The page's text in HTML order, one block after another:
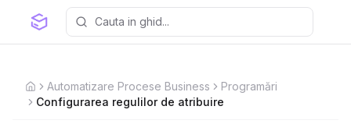
HomeAutomatizare Procese Business
Programări
Configurarea regulilor de atribuire